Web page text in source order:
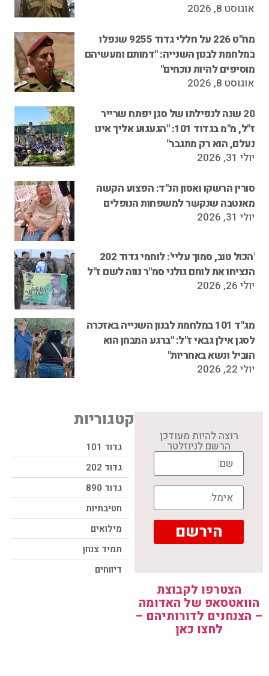
אוגוסט 8, 2026
מח"ט 226 על חללי גדוד 9255 שנפלו
במלחמת לבנון השנייה: "דמותם ומעשיהם
מוסיפים להיות נוכחים"
אוגוסט 8, 2026
20 שנה לנפילתו של סגן יפתח שרייר
ז"ל, מ"מ בגדוד 101: "הגעגוע אליך אינו
נעלם, הוא רק מתגבר"
יולי 31, 2026
סורין הרשקו ואסון הנ"ד: הפצוע הקשה
מאנטבה שנקשר למשפחות הנופלים
יולי 31, 2026
'הכול טוב, סמוך עליי': לוחמי גדוד 202
הנציחו את לוחם גולני סמ"ר נווה לשם ז"ל
יולי 26, 2026
מג"ד 101 במלחמת לבנון השנייה באזכרה
לסגן אילן גבאי ז"ל: "ברגע המבחן הוא
הוביל ונשא באחריות"
יולי 22, 2026
קטגוריות
גדוד 101
גדוד 202
גדוד 890
חטיבתיות
מילואים
תמיד צנחן
דיווחים
רוצה להיות מעודכן
הרשם לניוזלטר
הירשם
הצטרפו לקבוצת
הוואטסאפ של האדומה
– הצנחנים לדורותיהם –
לחצו כאן